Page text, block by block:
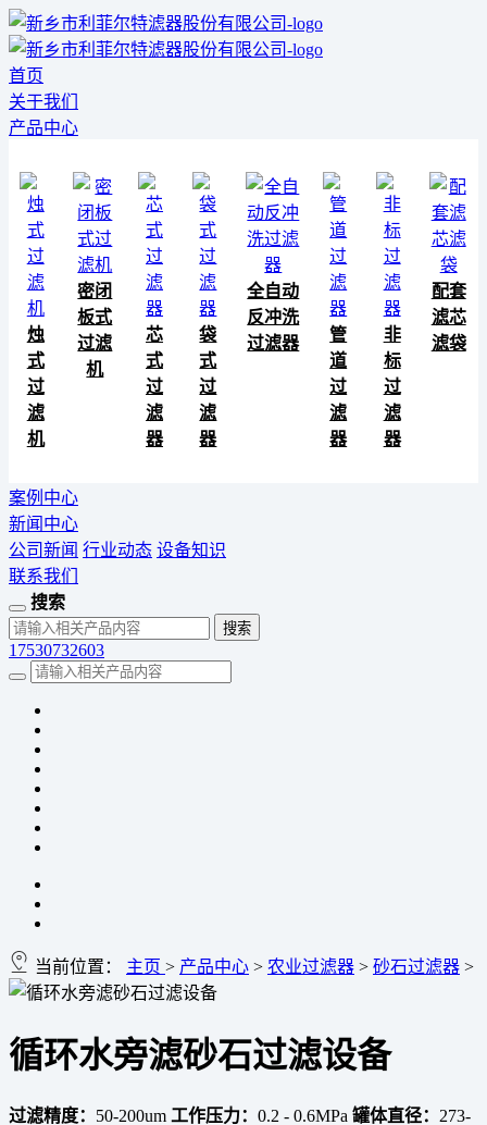
首页
关于我们
产品中心
烛
式
过
滤
机
密闭
板式
过滤
机
芯
式
过
滤
器
袋
式
过
滤
器
全自动
反冲洗
过滤器
管
道
过
滤
器
非
标
过
滤
器
配套
滤芯
滤袋
案例中心
新闻中心
公司新闻 行业动态 设备知识
联系我们
搜索
17530732603
当前位置： 主页 > 产品中心 > 农业过滤器 > 砂石过滤器 >
循环水旁滤砂石过滤设备
过滤精度： 50-200um 工作压力： 0.2 - 0.6MPa 罐体直径： 273-